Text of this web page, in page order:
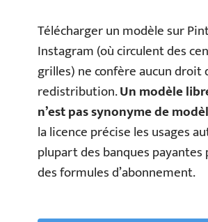
Télécharger un modèle sur
Instagram (où circulent des
grilles) ne confère aucun droit
redistribution.Un modèle
n’est pas synonyme de
la licence précise les usages
plupart des banques
des formules d’abonnement.